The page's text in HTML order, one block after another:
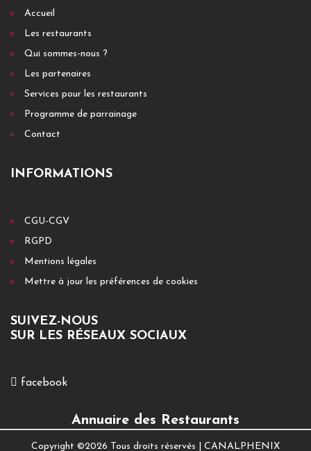
Accueil
Les restaurants
Qui sommes-nous ?
Les partenaires
Services pour les restaurants
Programme de parrainage
Contact
INFORMATIONS
CGU-CGV
RGPD
Mentions légales
Mettre à jour les préférences de cookies
SUIVEZ-NOUS
SUR LES RÉSEAUX SOCIAUX
facebook
Annuaire des Restaurants
Copyright ©2026 Tous droits réservés | CANALPHENIX